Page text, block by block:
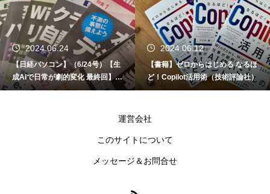
2024.06.24
【日経パソコン】（6/24号）【生
成AIで日常が劇的変化 最終回】 A
I時代のアプリケーション／サービ
2024.06.12
【書籍】ゼロからはじめる なるほ
ど！Copilot活用術（技術評論社）
運営会社
このサイトについて
メッセージ＆お問合せ